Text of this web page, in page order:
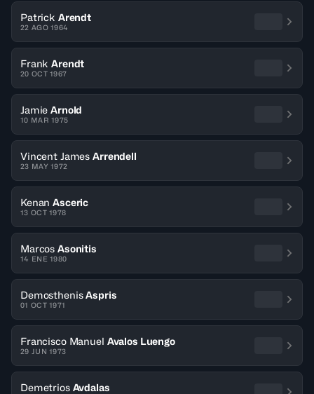
Patrick Arendt
22 AGO 1964
Frank Arendt
20 OCT 1967
Jamie Arnold
10 MAR 1975
Vincent James Arrendell
23 MAY 1972
Kenan Asceric
13 OCT 1978
Marcos Asonitis
14 ENE 1980
Demosthenis Aspris
01 OCT 1971
Francisco Manuel Avalos Luengo
29 JUN 1973
Demetrios Avdalas